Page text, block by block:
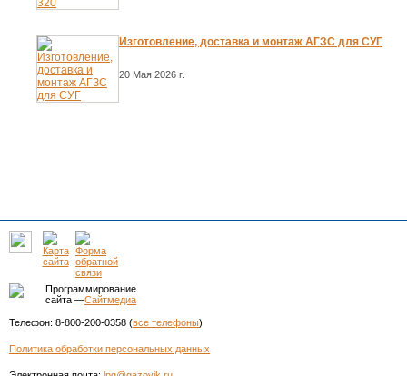
Изготовление, доставка и монтаж АГЗС для СУГ
20 Мая 2026 г.
Программирование
сайта —Сайтмедиа
Телефон: 8-800-200-0358 (все телефоны)
Политика обработки персональных данных